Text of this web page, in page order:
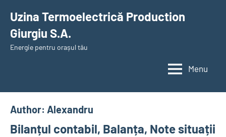
content
Uzina Termoelectrică Production
Giurgiu S.A.
Energie pentru orașul tău
Menu
Author: Alexandru
Bilanțul contabil, Balanța, Note situații